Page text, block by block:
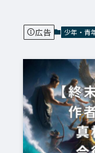
広告 少年・青